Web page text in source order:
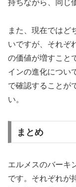
持ちながら、同じ
また、現在ではど
いですが、それぞ
の価値が増すこと
インの進化につい
で確認することが
い。
まとめ
エルメスのバーキ
です。それぞれが